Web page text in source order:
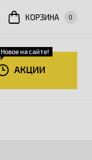
КОРЗИНА 0
АКЦИИ
Новое на сайте!